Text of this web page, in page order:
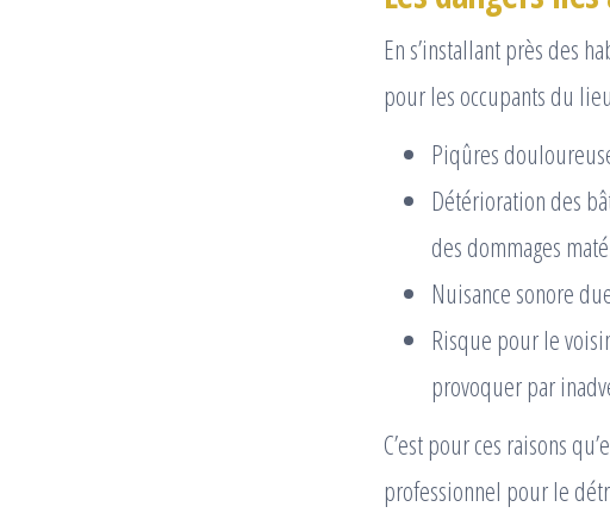
En s’installant près des
pour les occupants du
Piqûres
Détérioration des
des dommages
Nuisance sonore
Risque pour le
provoquer par
C’est pour ces raisons
professionnel pour le